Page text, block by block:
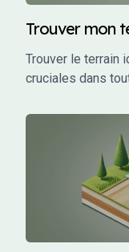
Trouver mon
Trouver le terrain
cruciales dans
d'investir dans un
projet
directement la